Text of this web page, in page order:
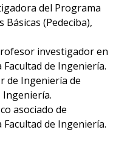
del Programa
Básicas (Pedeciba),
investigador en
de Ingeniería.
de Ingeniería de
Ingeniería.
asociado de
de Ingeniería.